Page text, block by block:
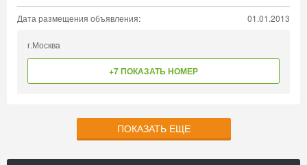
Дата размещения объявления: 01.01.2013
г.Москва
+7 ПОКАЗАТЬ НОМЕР
ПОКАЗАТЬ ЕЩЕ